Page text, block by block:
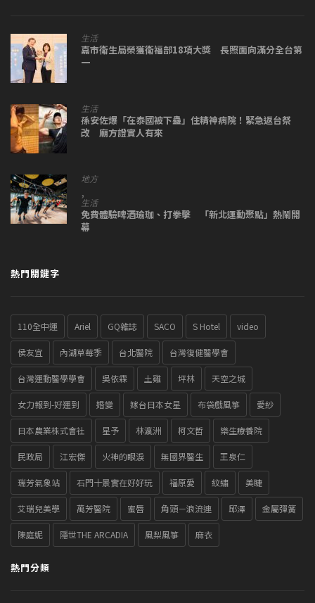
生活
嘉市衛生局榮獲衛福部18項大獎 長照面向滿分全台第
一
生活
孫安佐爆「在泰國被下蠱」住精神病院！緊急返台祭
改 廟方證實人有來
地方
,
生活
免費體驗啤酒瑜珈、打拳擊 「新北運動聚點」熱鬧開
幕
熱門關鍵字
110全中運 Ariel GQ雜誌 SACO S Hotel video
侯友宜 內湖草莓季 台北醫院 台灣復健醫學會
台灣運動醫學學會 吳依霖 土雞 坪林 天空之城
女力報到-好運到 婚變 嫁台日本女星 布袋戲風箏 愛紗
日本農業株式會社 星予 林瀛洲 柯文哲 樂生療養院
民政局 江宏傑 火神的眼淚 無國界醫生 王泉仁
瑞芳氣象站 石門十景實在好好玩 福原愛 紋繡 美睫
艾瑞兒美學 萬芳醫院 蜜唇 角頭－浪流連 邱澤 金屬彈簧
陳庭妮 隱世THE ARCADIA 風梨風箏 麻衣
熱門分類